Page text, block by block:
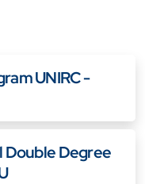
-
Double Degree